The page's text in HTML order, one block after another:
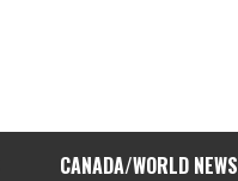
CANADA/WORLD NEWS